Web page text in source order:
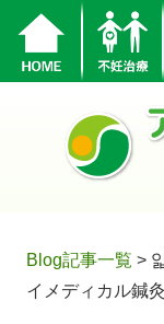
Blog記事一覧 >
イメディカル鍼